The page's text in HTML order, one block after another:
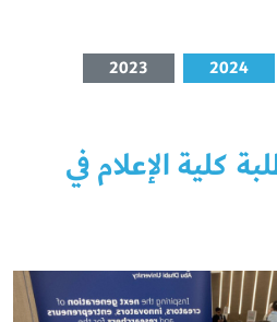
2024
2023
كلية الإعلام في